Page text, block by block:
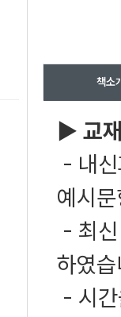
책소
▶ 교
- 내
예시
- 최
하였
- 시